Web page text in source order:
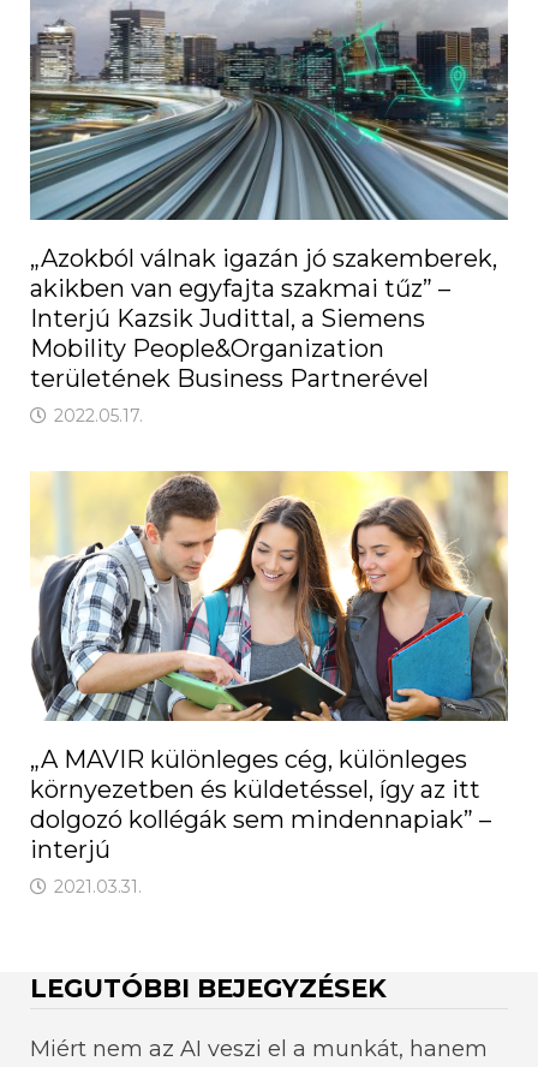
„Azokból válnak igazán jó szakemberek,
akikben van egyfajta szakmai tűz” –
Interjú Kazsik Judittal, a Siemens
Mobility People&Organization
területének Business Partnerével
2022.05.17.
„A MAVIR különleges cég, különleges
környezetben és küldetéssel, így az itt
dolgozó kollégák sem mindennapiak” –
interjú
2021.03.31.
LEGUTÓBBI BEJEGYZÉSEK
Miért nem az AI veszi el a munkát, hanem